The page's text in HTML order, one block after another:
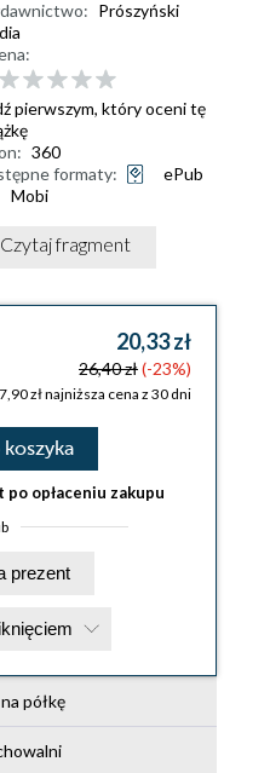
Prószyński
pierwszym, który oceni tę
360
formaty:
ePub
Mobi
Czytaj fragment
20,33 zł
26,40 zł(-23%)
zł najniższa cena z 30 dni
opłaceniu zakupu
Kup na prezent
półkę